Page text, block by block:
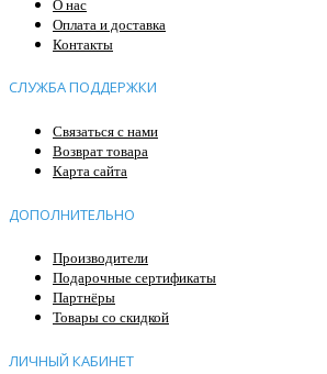
О нас
Оплата и доставка
Контакты
СЛУЖБА ПОДДЕРЖКИ
Связаться с нами
Возврат товара
Карта сайта
ДОПОЛНИТЕЛЬНО
Производители
Подарочные сертификаты
Партнёры
Товары со скидкой
ЛИЧНЫЙ КАБИНЕТ